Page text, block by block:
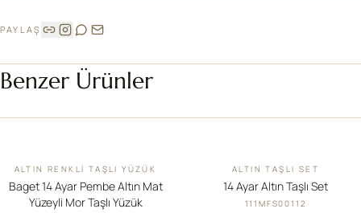
PAYLAŞ
Benzer Ürünler
İNDIRIM
ALTIN RENKLI TAŞLI YÜZÜK
Baget 14 Ayar Pembe Altın Mat
Yüzeyli Mor Taşlı Yüzük
ALTIN TAŞLI SET
14 Ayar Altın Taşlı Set
111MFS00112